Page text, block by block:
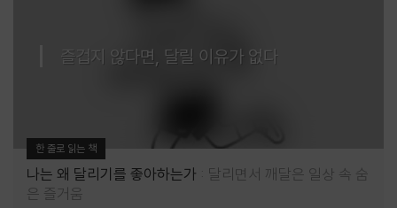
즐겁지 않다면, 달릴 이유가 없다
한 줄로 읽는 책
나는 왜 달리기를 좋아하는가
달리면서 깨달은 일상 속 숨
은 즐거움